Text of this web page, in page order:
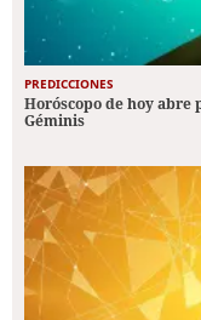
PREDICCIONES
Horóscopo de hoy abre
Géminis